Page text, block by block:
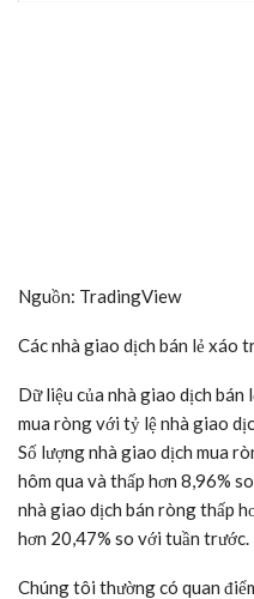
Nguồn: TradingView
Các nhà giao dịch bán lẻ xáo
Dữ liệu của nhà giao dịch
mua ròng với tỷ lệ nhà giao
Số lượng nhà giao dịch mua
hôm qua và thấp hơn 8,96%
nhà giao dịch bán ròng thấp
hơn 20,47% so với tuần trước.
Chúng tôi thường có quan